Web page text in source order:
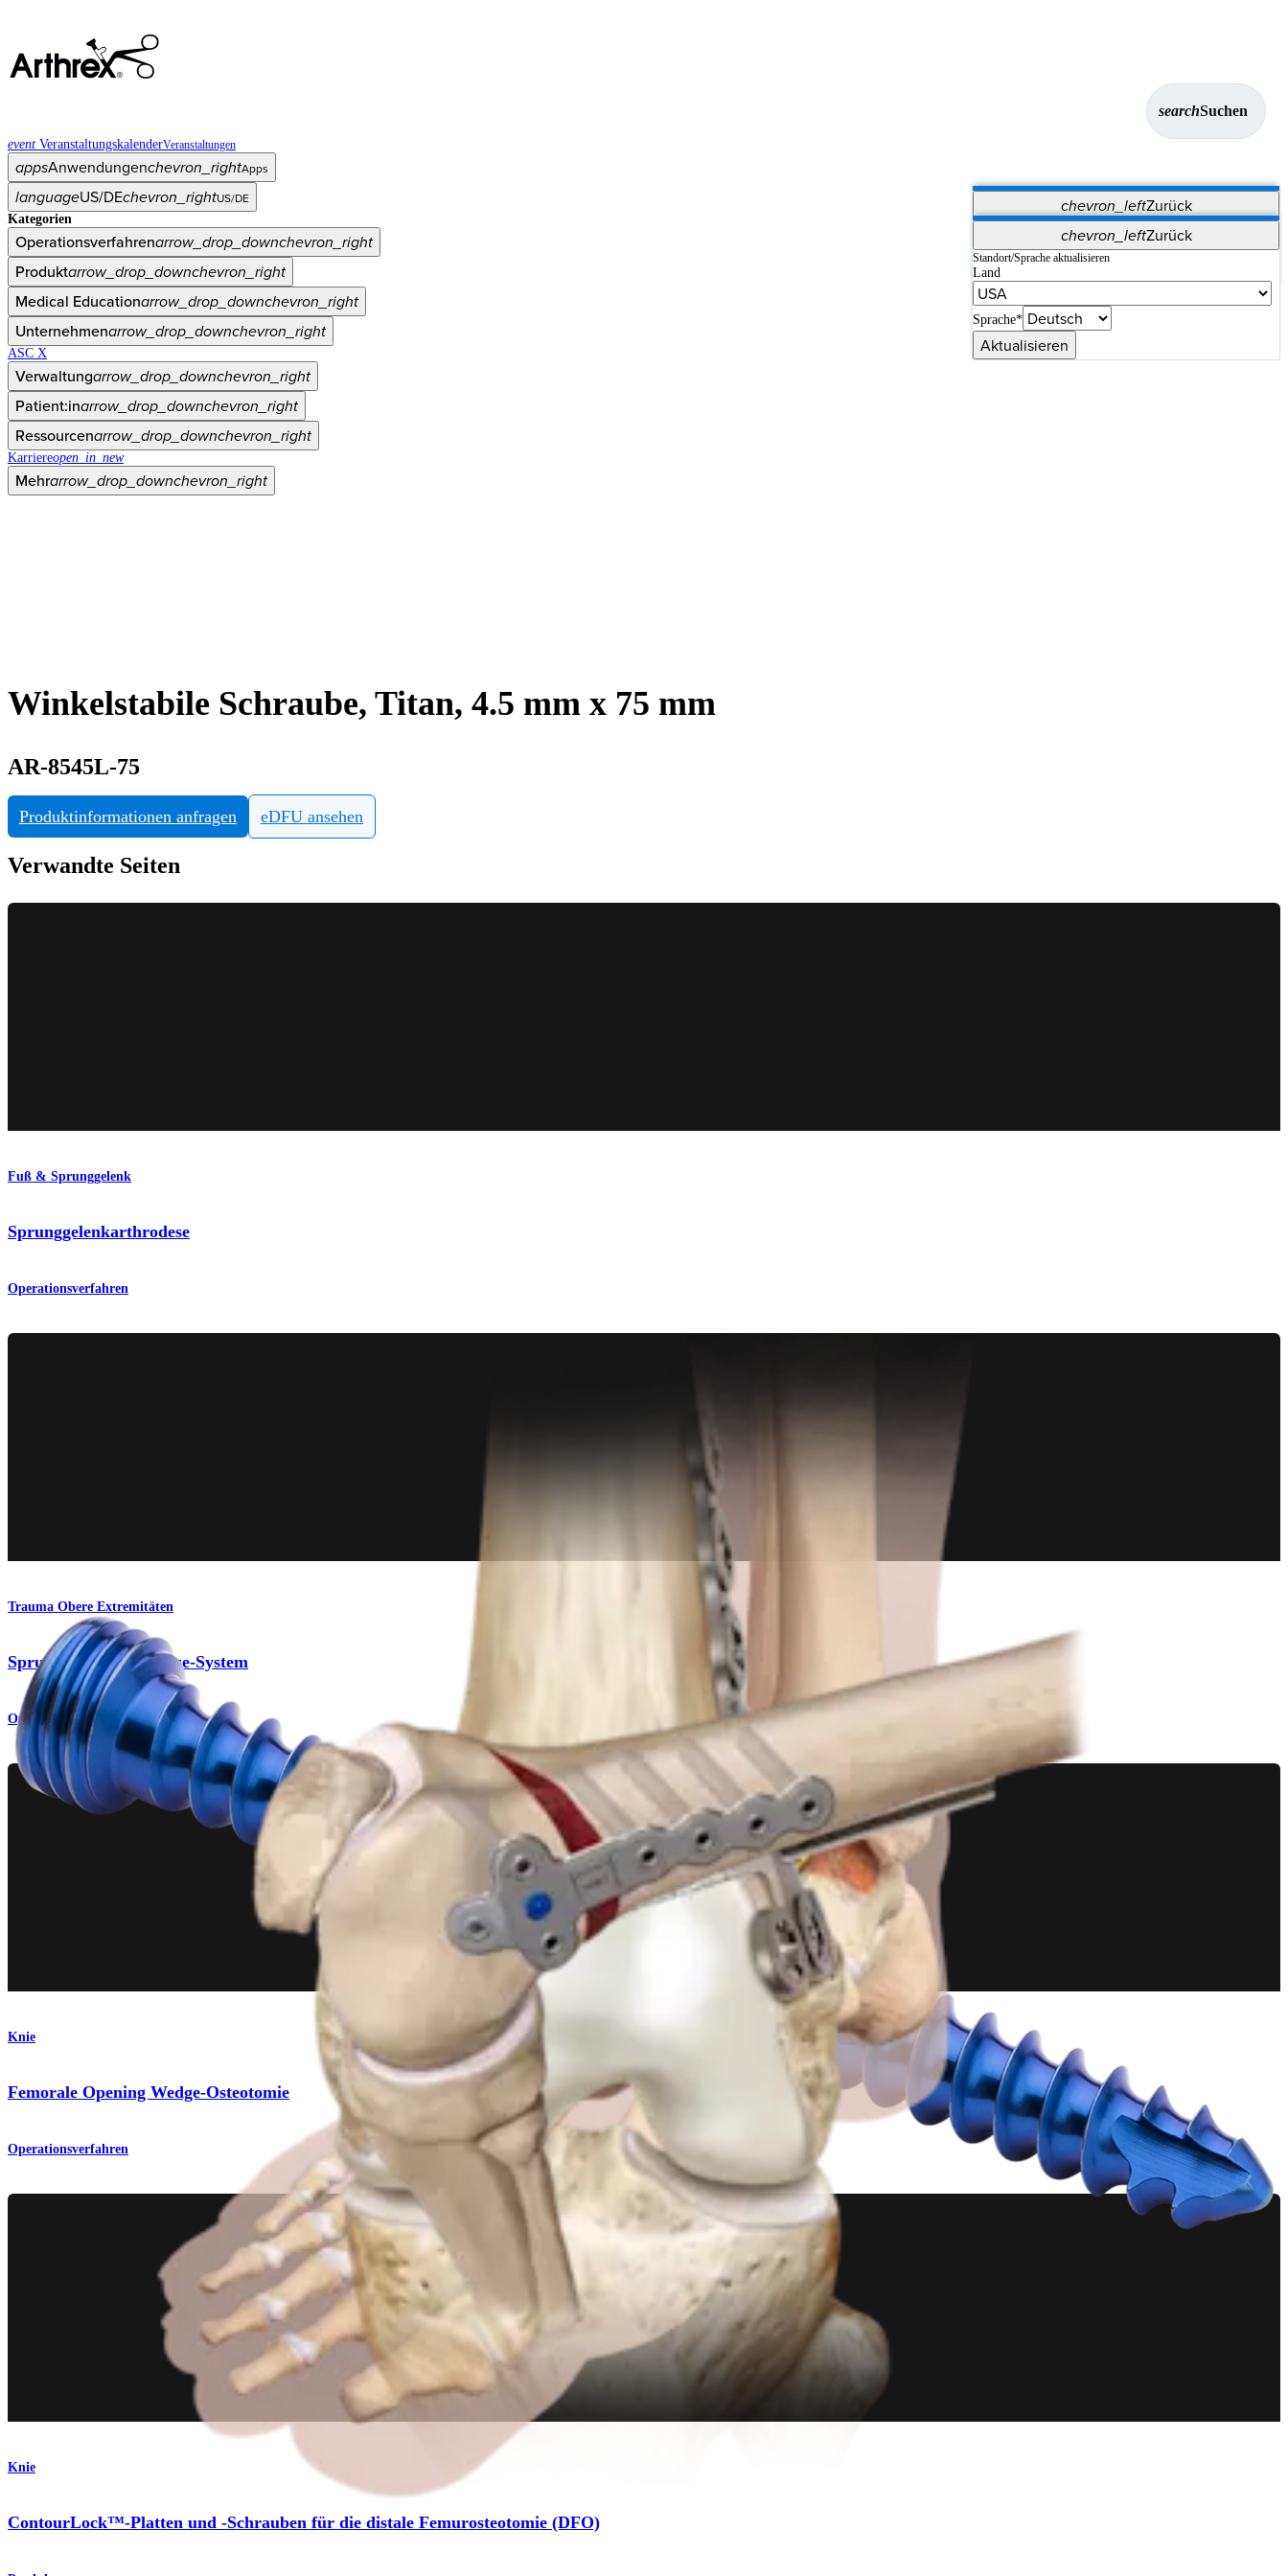
searchSuchen
event VeranstaltungskalenderVeranstaltungen
appsAnwendungenchevron_rightApps
chevron_leftZurück
Vet Systems OrthoPedia Patient
Supplier Portal
Synergy-Bildgebung und -Resektion
languageUS/DEchevron_rightUS/DE
chevron_leftZurück
Standort/Sprache aktualisieren
Land
Sprache*
Aktualisieren
Kategorien
Operationsverfahrenarrow_drop_downchevron_right
Produktarrow_drop_downchevron_right
Medical Educationarrow_drop_downchevron_right
Unternehmenarrow_drop_downchevron_right
ASC X
Verwaltungarrow_drop_downchevron_right
Patient:inarrow_drop_downchevron_right
Ressourcenarrow_drop_downchevron_right
Karriereopen_in_new
Mehrarrow_drop_downchevron_right
Winkelstabile Schraube, Titan, 4.5 mm x 75 mm
AR-8545L-75
Produktinformationen anfragen eDFU ansehen
Verwandte Seiten
Fuß & Sprunggelenk
Sprunggelenkarthrodese
Operationsverfahren
Trauma Obere Extremitäten
Sprunggelenkarthrodese-System
Operationsverfahren
Knie
Femorale Opening Wedge-Osteotomie
Operationsverfahren
Knie
ContourLock™-Platten und -Schrauben für die distale Femurosteotomie (DFO)